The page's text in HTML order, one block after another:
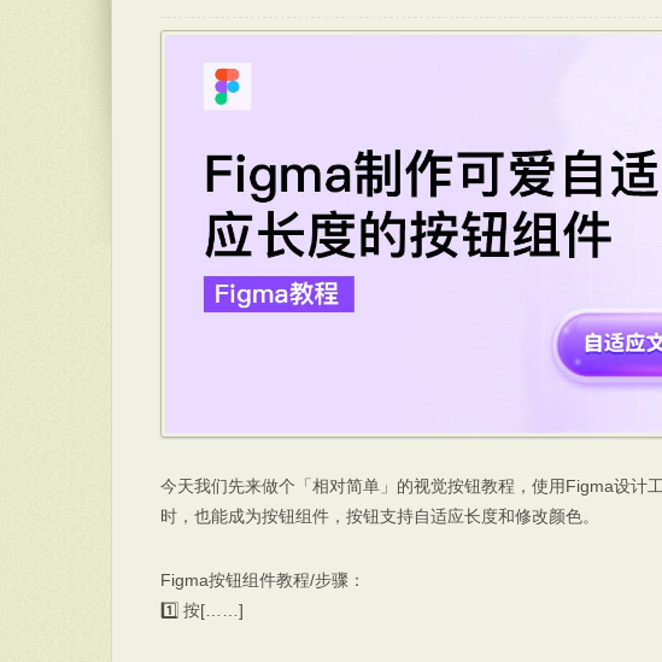
今天我们先来做个「相对简单」的视觉按钮教程，使用Figma设计
时，也能成为按钮组件，按钮支持自适应长度和修改颜色。
Figma按钮组件教程/步骤：
1️⃣ 按[……]